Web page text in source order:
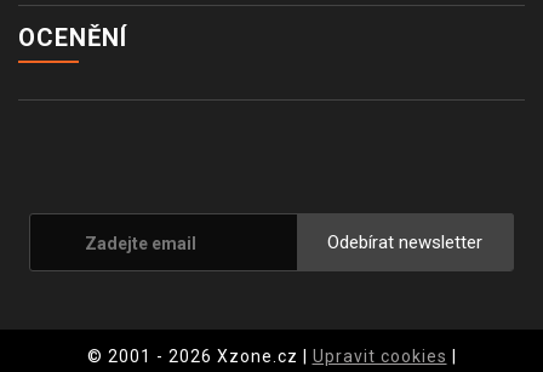
OCENĚNÍ
Odebírat newsletter
© 2001 - 2026 Xzone.cz | Upravit cookies